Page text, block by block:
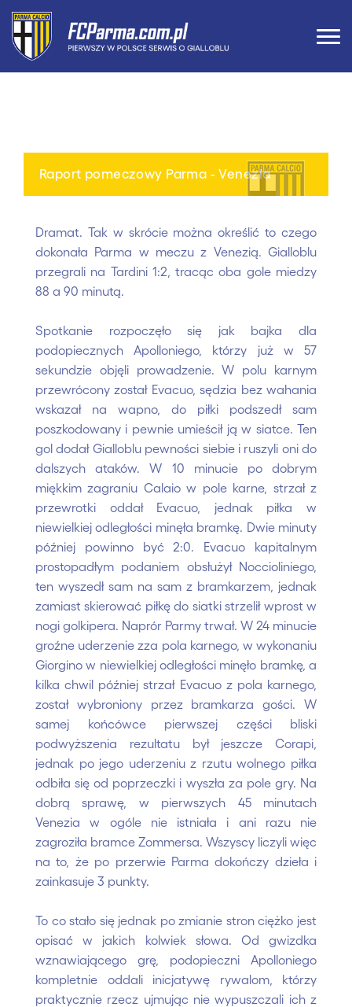
Raport pomeczowy Parma - Venezia
Dramat. Tak w skrócie można określić to czego
dokonała Parma w meczu z Venezią. Gialloblu
przegrali na Tardini 1:2, tracąc oba gole miedzy
88 a 90 minutą.
Spotkanie rozpoczęło się jak bajka dla
podopiecznych Apolloniego, którzy już w 57
sekundzie objęli prowadzenie. W polu karnym
przewrócony został Evacuo, sędzia bez wahania
wskazał na wapno, do piłki podszedł sam
poszkodowany i pewnie umieścił ją w siatce. Ten
gol dodał Gialloblu pewności siebie i ruszyli oni do
dalszych ataków. W 10 minucie po dobrym
miękkim zagraniu Calaio w pole karne, strzał z
przewrotki oddał Evacuo, jednak piłka w
niewielkiej odległości minęła bramkę. Dwie minuty
później powinno być 2:0. Evacuo kapitalnym
prostopadłym podaniem obsłużył Noccioliniego,
ten wyszedł sam na sam z bramkarzem, jednak
zamiast skierować piłkę do siatki strzelił wprost w
nogi golkipera. Naprór Parmy trwał. W 24 minucie
groźne uderzenie zza pola karnego, w wykonaniu
Giorgino w niewielkiej odległości minęło bramkę, a
kilka chwil później strzał Evacuo z pola karnego,
został wybroniony przez bramkarza gości. W
samej końcówce pierwszej części bliski
podwyższenia rezultatu był jeszcze Corapi,
jednak po jego uderzeniu z rzutu wolnego piłka
odbiła się od poprzeczki i wyszła za pole gry. Na
dobrą sprawę, w pierwszych 45 minutach
Venezia w ogóle nie istniała i ani razu nie
zagroziła bramce Zommersa. Wszyscy liczyli więc
na to, że po przerwie Parma dokończy dzieła i
zainkasuje 3 punkty.
To co stało się jednak po zmianie stron ciężko jest
opisać w jakich kolwiek słowa. Od gwizdka
wznawiającego grę, podopieczni Apolloniego
kompletnie oddali inicjatywę rywalom, którzy
praktycznie rzecz ujmując nie wypuszczali ich z